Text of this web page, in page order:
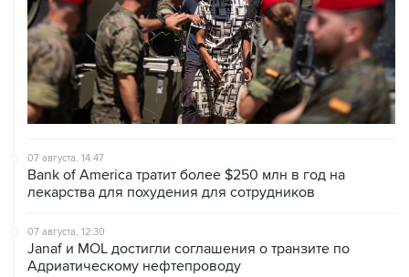
07 августа, 14:47
Bank of America тратит более $250 млн в год на
лекарства для похудения для сотрудников
07 августа, 12:30
Janaf и MOL достигли соглашения о транзите по
Адриатическому нефтепроводу